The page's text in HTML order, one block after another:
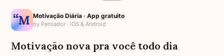
Nomes pelo Mundo
Motivação Diária · App gratuito
by Pensador · iOS & Android
Motivação nova pra você todo dia